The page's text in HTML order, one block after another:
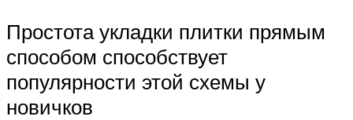
Простота укладки плитки прямым
способом способствует
популярности этой схемы у
новичков